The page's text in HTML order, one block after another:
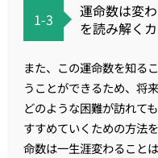
1-3
運命数は変
を読み解く
また、この運命数を知る
うことができるため、将
どのような困難が訪れて
すすめていくための方法
命数は一生涯変わること